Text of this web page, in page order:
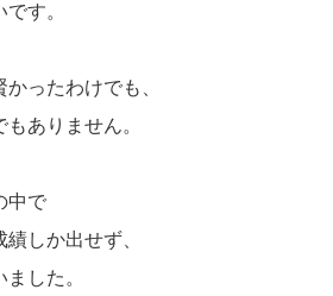
す。
ったわけでも、
ありません。
中で
しか出せず、
した。